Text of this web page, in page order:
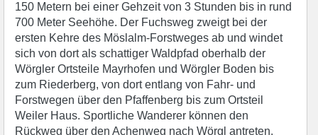
150 Metern bei einer Gehzeit von 3 Stunden bis in rund
700 Meter Seehöhe. Der Fuchsweg zweigt bei der
ersten Kehre des Möslalm-Forstweges ab und windet
sich von dort als schattiger Waldpfad oberhalb der
Wörgler Ortsteile Mayrhofen und Wörgler Boden bis
zum Riederberg, von dort entlang von Fahr- und
Forstwegen über den Pfaffenberg bis zum Ortsteil
Weiler Haus. Sportliche Wanderer können den
Rückweg über den Achenweg nach Wörgl antreten.